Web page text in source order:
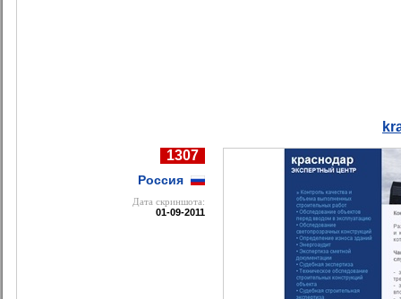
1307
Россия
Дата cкриншота:
01-09-2011